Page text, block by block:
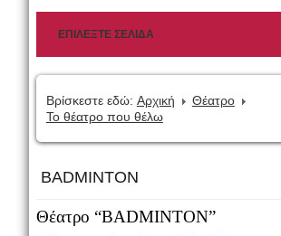
Βρίσκεστε εδώ: Αρχική
Θέατρο
Το θέατρο που θέλω
BADMINTON
Θέατρο “BADMINTON”